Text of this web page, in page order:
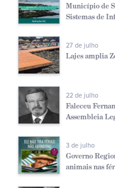
Município de
Sistemas de
27 de julho
Lajes amplia
22 de julho
Faleceu
Assembleia
3 de julho
Governo
animais nas